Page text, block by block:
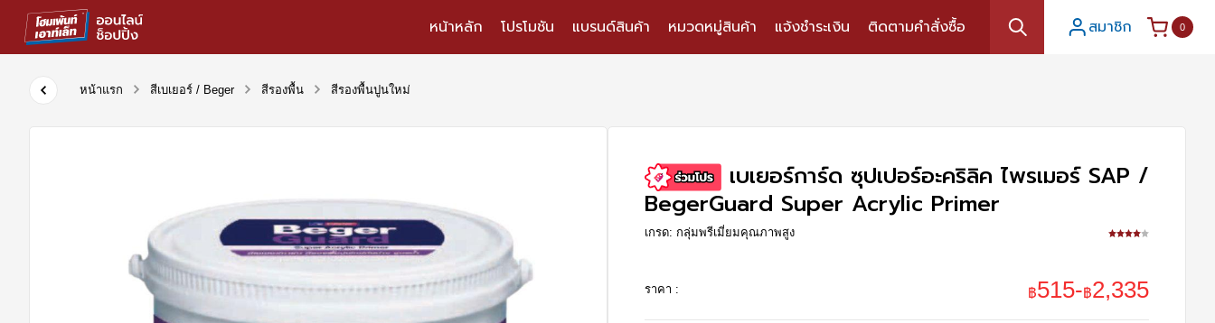
หน้าหลัก โปรโมชัน แบรนด์สินค้า หมวดหมู่สินค้า แจ้งชำระเงิน ติดตามคำสั่งซื้อ สมาชิก 0
หน้าแรก สีเบเยอร์ / Beger สีรองพื้น สีรองพื้นปูนใหม่
เบเยอร์การ์ด ซุปเปอร์อะคริลิค ไพรเมอร์ SAP /
BegerGuard Super Acrylic Primer
เกรด: กลุ่มพรีเมี่ยมคุณภาพสูง
ราคา : ฿515-฿2,335